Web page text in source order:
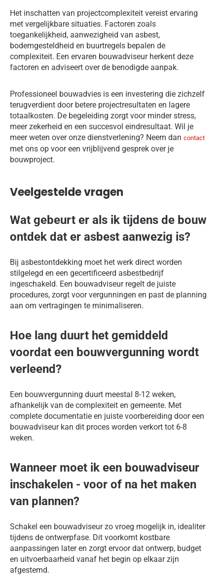
Het inschatten van projectcomplexiteit vereist ervaring
met vergelijkbare situaties. Factoren zoals
toegankelijkheid, aanwezigheid van asbest,
bodemgesteldheid en buurtregels bepalen de
complexiteit. Een ervaren bouwadviseur herkent deze
factoren en adviseert over de benodigde aanpak.
Professioneel bouwadvies is een investering die zichzelf
terugverdient door betere projectresultaten en lagere
totaalkosten. De begeleiding zorgt voor minder stress,
meer zekerheid en een succesvol eindresultaat. Wil je
meer weten over onze dienstverlening? Neem dan contact
met ons op voor een vrijblijvend gesprek over je
bouwproject.
Veelgestelde vragen
Wat gebeurt er als ik tijdens de bouw
ontdek dat er asbest aanwezig is?
Bij asbestontdekking moet het werk direct worden
stilgelegd en een gecertificeerd asbestbedrijf
ingeschakeld. Een bouwadviseur regelt de juiste
procedures, zorgt voor vergunningen en past de planning
aan om vertragingen te minimaliseren.
Hoe lang duurt het gemiddeld
voordat een bouwvergunning wordt
verleend?
Een bouwvergunning duurt meestal 8-12 weken,
afhankelijk van de complexiteit en gemeente. Met
complete documentatie en juiste voorbereiding door een
bouwadviseur kan dit proces worden verkort tot 6-8
weken.
Wanneer moet ik een bouwadviseur
inschakelen - voor of na het maken
van plannen?
Schakel een bouwadviseur zo vroeg mogelijk in, idealiter
tijdens de ontwerpfase. Dit voorkomt kostbare
aanpassingen later en zorgt ervoor dat ontwerp, budget
en uitvoerbaarheid vanaf het begin op elkaar zijn
afgestemd.